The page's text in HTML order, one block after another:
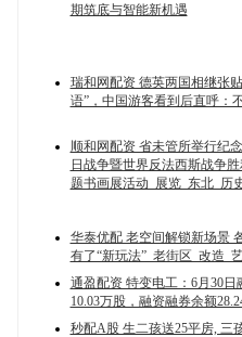
期筑底与智能新机遇
瑞和网配资 德英两国相继张
语”，中国游客看到后直呼：
顺和网配资 省未管所举行纪
日战争暨世界反法西斯战争
题书画展活动_展览_东北_历
华泰优配 老空间解锁新场景
有了“新玩法”_老街区_改造_
通盈配资 特变电工：6月30日
10.03万股，融资融券余额
秒配A股 生二孩送25平房, 三